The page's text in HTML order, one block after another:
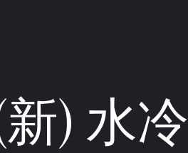
) 水冷